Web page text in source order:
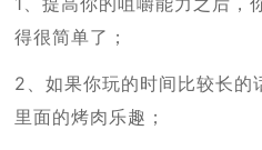
得很简单了；
2、如果你玩的时间比较长的
里面的烤肉乐趣；